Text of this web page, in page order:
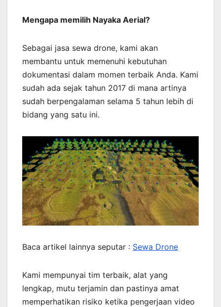
Mengapa memilih Nayaka Aerial?
Sebagai jasa sewa drone, kami akan
membantu untuk memenuhi kebutuhan
dokumentasi dalam momen terbaik Anda. Kami
sudah ada sejak tahun 2017 di mana artinya
sudah berpengalaman selama 5 tahun lebih di
bidang yang satu ini.
Baca artikel lainnya seputar : Sewa Drone
Kami mempunyai tim terbaik, alat yang
lengkap, mutu terjamin dan pastinya amat
memperhatikan risiko ketika pengerjaan video